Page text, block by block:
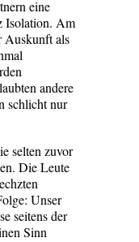
eine
Isolation. Am
Auskunft als
andere
schlicht nur
selten zuvor
Die Leute
Unser
seitens der
Sinn